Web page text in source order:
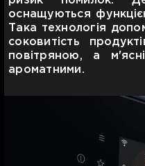
оснащуються
Така технологія
соковитість
повітряною, а
ароматними.